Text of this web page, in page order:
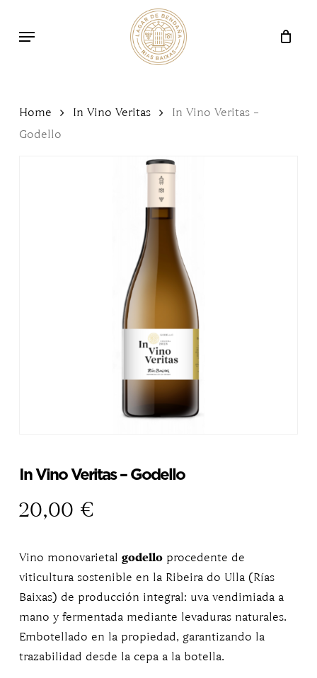
Menu
Close
Home In Vino Veritas
In Vino Veritas –
Godello
In Vino Veritas – Godello
20,00 €
Vino monovarietal godelloprocedente de
viticultura sostenible en la Ribeira do Ulla (Rías
Baixas) de producción integral: uva vendimiada a
mano y fermentada mediante levaduras naturales.
Embotellado en la propiedad, garantizando la
trazabilidad desde la cepa a la botella.